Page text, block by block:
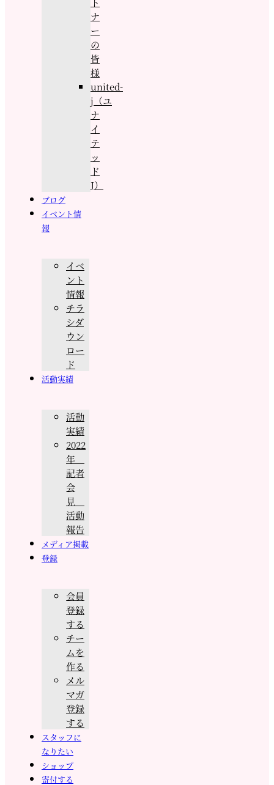
ナ
ー
の
皆
様
united-
j（ユ
ナ
イ
テ
ッ
ド
J）
ブログ
イベント情
報
イベ
ント
情報
チラ
シダ
ウン
ロー
ド
活動実績
活動
実績
2022
年
記者
会
見
活動
報告
メディア掲載
登録
会員
登録
する
チー
ムを
作る
メル
マガ
登録
する
スタッフに
なりたい
ショップ
寄付する